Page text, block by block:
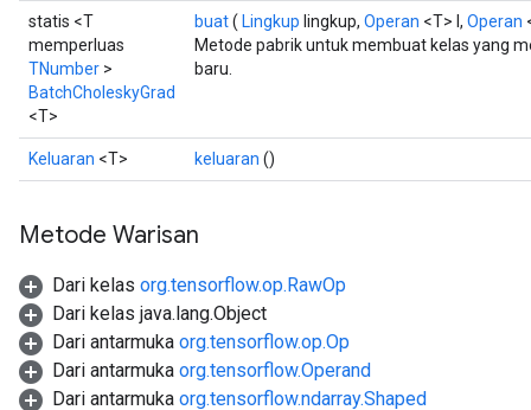
statis <T
memperluas
TNumber >
BatchCholeskyGrad
<T>
buat( Lingkup lingkup, Operan <T> l, Operan
Metode pabrik untuk membuat kelas yang
baru.
Keluaran <T> keluaran ()
Metode Warisan
Dari kelas org.tensorflow.op.RawOp
Dari kelas java.lang.Object
Dari antarmuka org.tensorflow.op.Op
Dari antarmuka org.tensorflow.Operand
Dari antarmuka org.tensorflow.ndarray.Shaped